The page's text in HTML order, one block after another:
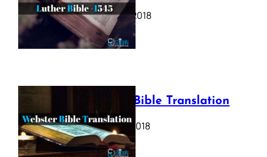
October 17, 2018
Webster Bible Translation
October 11, 2018